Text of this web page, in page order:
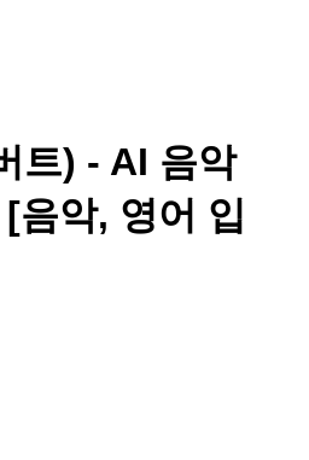
트) - AI 음악
음악, 영어 입